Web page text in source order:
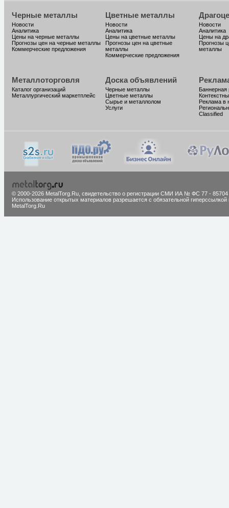
Черные металлы
Новости
Аналитика
Цены на черные металлы
Прогнозы цен на черные металлы
Коммерческие предложения
Цветные металлы
Новости
Аналитика
Цены на цветные металлы
Прогнозы цен на цветные
металлы
Коммерческие предложения
Новости
Аналитика
Цены на
Прогнозы
металлы
Металлоторговля
Каталог организаций
Металлургический маркетплейс
Доска объявлений
Черные металлы
Цветные металлы
Сырье и металлолом
Услуги
Баннерная
Реклама в
Classified
© 2000-2026 MetalTorg.Ru, cвидетельство о регистрации СМИ ИА № ФС 77 - 85704
Использование открытых материалов разрешается с обязательной гиперссылкой
MetalTorg.Ru